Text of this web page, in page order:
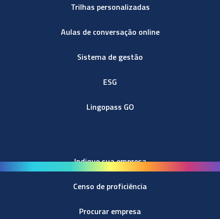
Trilhas personalizadas
Aulas de conversação online
Sistema de gestão
ESG
Lingopass GO
Indique sua empresa
Censo de proficiência
Procurar empresa